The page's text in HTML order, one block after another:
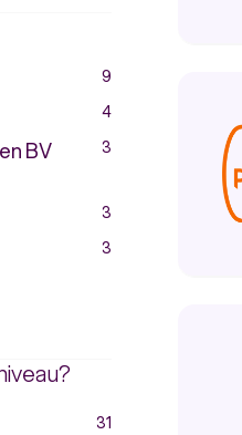
9
4
BV
3
3
3
31